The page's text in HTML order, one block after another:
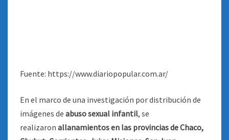
Fuente: https://www.diariopopular.com.ar/
En el marco de una investigación por distribución de
imágenes de abuso sexual infantil, se
realizaron allanamientos en las provincias deChaco,